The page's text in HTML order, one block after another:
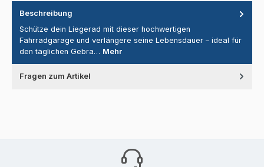
Beschreibung
Schütze dein Liegerad mit dieser hochwertigen
Fahrradgarage und verlängere seine Lebensdauer – ideal für
den täglichen Gebra… Mehr
Fragen zum Artikel